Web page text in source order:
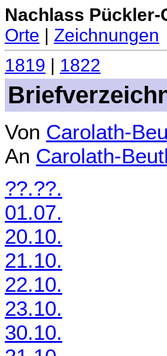
Nachlass
Orte | Zeichnungen
1819
1822
Von Carolath-
An Carolath-
??.??.
01.07.
20.10.
21.10.
22.10.
23.10.
30.10.